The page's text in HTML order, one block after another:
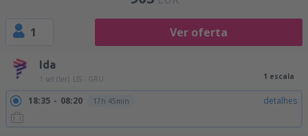
1 Ver oferta
Ida
1 set (ter) LIS - GRU 1 escala
18:35 08:20 17h 45min detalhes